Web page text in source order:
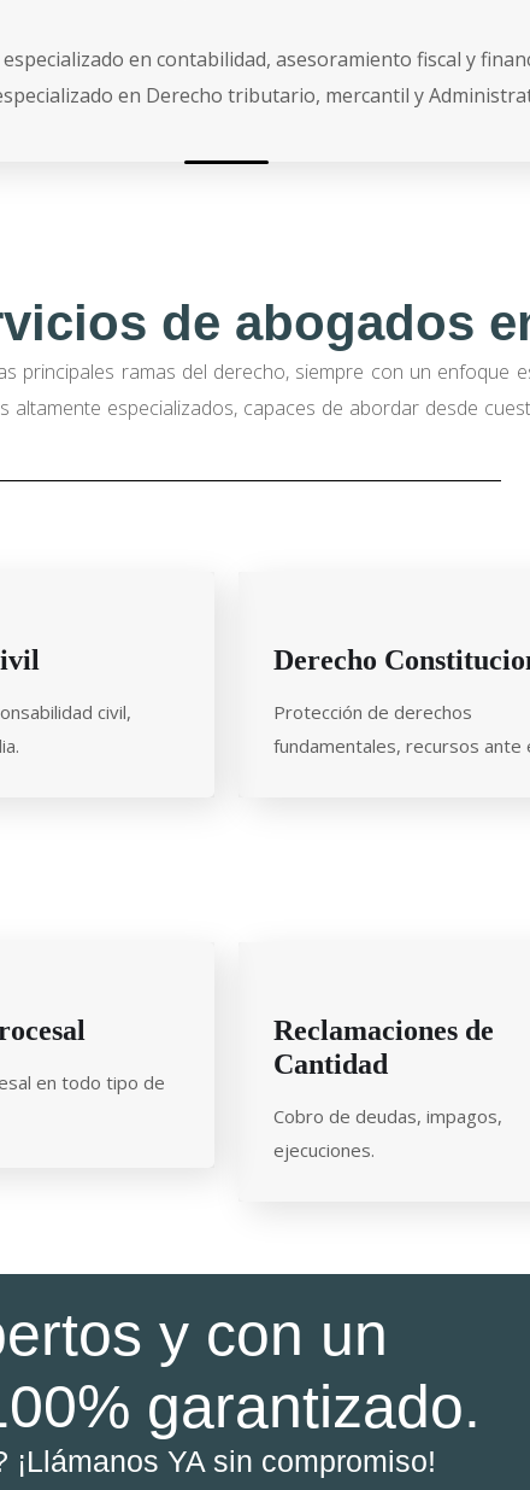
en contabilidad, asesoramiento fiscal y
en Derecho tributario, mercantil y
de abogados
principales ramas del derecho, siempre con un enfoque
especializados, capaces de abordar desde
civil,
Derecho
Protección de derechos
fundamentales, recursos ante
en todo tipo de
Reclamaciones de
Cantidad
Cobro de deudas, impagos,
ejecuciones.
y con un
garantizado.
YA sin compromiso!